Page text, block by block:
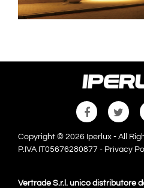
Copyright © 2026 Iperlux - All
P.IVA IT05676280877 - Privacy
Vertrade S.r.l. unico distributore